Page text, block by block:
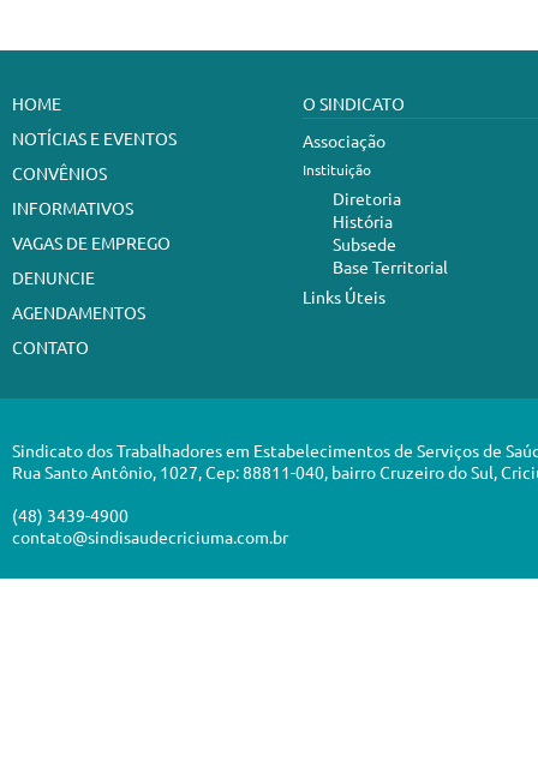
HOME
NOTÍCIAS E EVENTOS
CONVÊNIOS
INFORMATIVOS
VAGAS DE EMPREGO
DENUNCIE
AGENDAMENTOS
CONTATO
O SINDICATO
Associação
Instituição
Diretoria
História
Subsede
Base Territorial
Links Úteis
Sindicato dos Trabalhadores em Estabelecimentos de Serviços de
Rua Santo Antônio, 1027, Cep: 88811-040, bairro Cruzeiro do Sul,
(48) 3439-4900
contato@sindisaudecriciuma.com.br